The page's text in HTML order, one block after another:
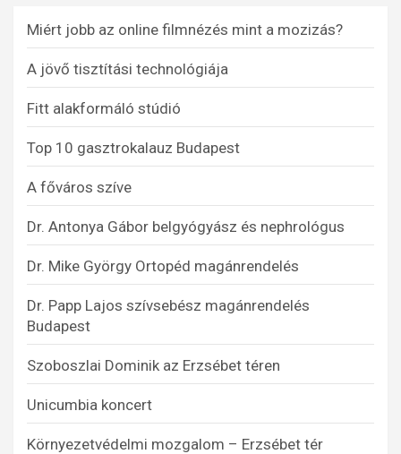
Miért jobb az online filmnézés mint a mozizás?
A jövő tisztítási technológiája
Fitt alakformáló stúdió
Top 10 gasztrokalauz Budapest
A főváros szíve
Dr. Antonya Gábor belgyógyász és nephrológus
Dr. Mike György Ortopéd magánrendelés
Dr. Papp Lajos szívsebész magánrendelés
Budapest
Szoboszlai Dominik az Erzsébet téren
Unicumbia koncert
Környezetvédelmi mozgalom – Erzsébet tér